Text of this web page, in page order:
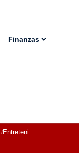
Finanzas
Entretenimiento